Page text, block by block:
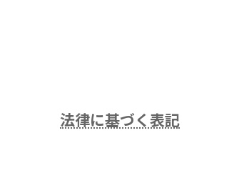
法律に基づく表記